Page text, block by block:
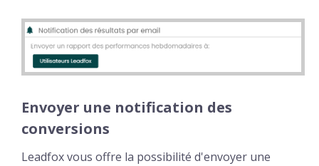
Envoyer une notification des
conversions
Leadfox vous offre la possibilité d'envoyer une